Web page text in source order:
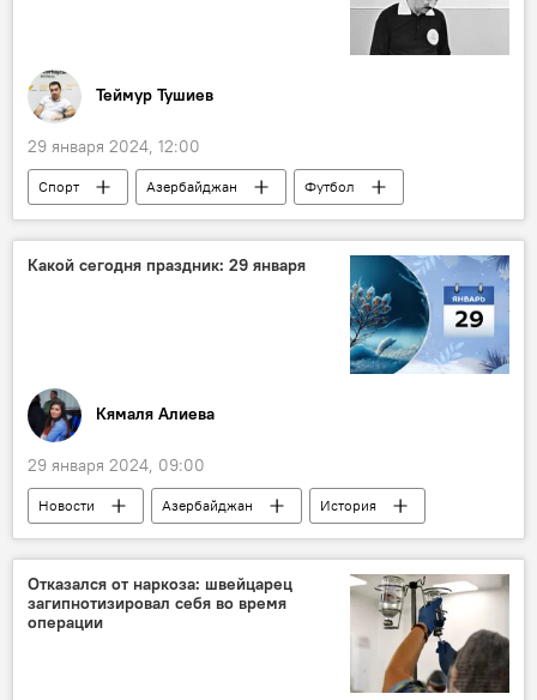
Теймур Тушиев
29 января 2024, 12:00
Спорт Азербайджан
Футбол
Тофик Бахрамов
Судья
арбитр
Чемпионат мира
Маргарет Тэтчер
Какой сегодня праздник: 29 января
Кямаля Алиева
29 января 2024, 09:00
Новости Азербайджан
История
Справка
Кто сегодня родился
Футбол
Тофик Бахрамов
Россия
Отказался от наркоза: швейцарец
загипнотизировал себя во время
операции